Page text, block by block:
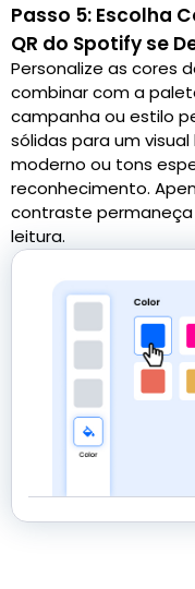
Passo 5: Escolha
QR do Spotify se
Personalize as cores
combinar com a
campanha ou estilo
sólidas para um
moderno ou tons
reconhecimento.
contraste
leitura.